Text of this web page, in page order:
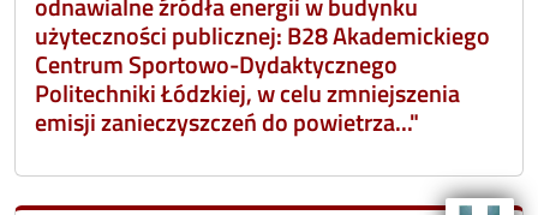
użyteczności publicznej: B28 Akademickiego
Centrum Sportowo-Dydaktycznego
Politechniki Łódzkiej, w celu zmniejszenia
emisji zanieczyszczeń do powietrza..."